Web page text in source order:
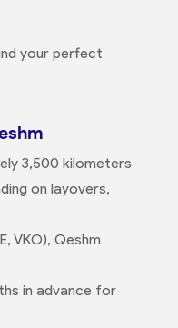
your perfect
3,500 kilometers
on layovers,
VKO), Qeshm
in advance for